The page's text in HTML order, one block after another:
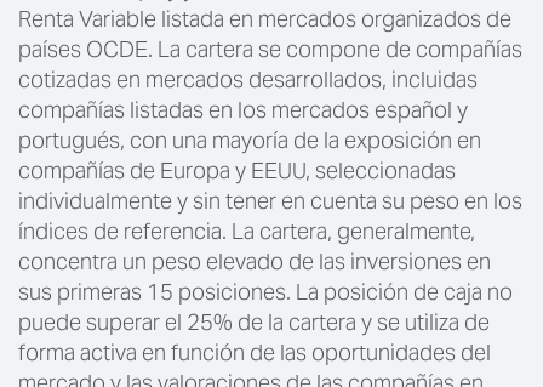
Renta Variable listada en mercados organizados de
países OCDE. La cartera se compone de compañías
cotizadas en mercados desarrollados, incluidas
compañías listadas en los mercados español y
portugués, con una mayoría de la exposición en
compañías de Europa y EEUU, seleccionadas
individualmente y sin tener en cuenta su peso en los
índices de referencia. La cartera, generalmente,
concentra un peso elevado de las inversiones en
sus primeras 15 posiciones. La posición de caja no
puede superar el 25% de la cartera y se utiliza de
forma activa en función de las oportunidades del